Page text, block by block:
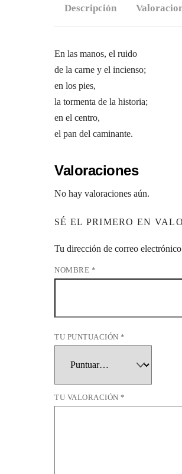
Descripción
En las manos, el ruido
de la carne y el incienso;
en los pies,
la tormenta de la historia;
en el centro,
el pan del caminante.
Valoraciones
No hay valoraciones aún.
SÉ EL PRIMERO EN
Tu dirección de correo
NOMBRE *
TU PUNTUACIÓN*
TU VALORACIÓN*